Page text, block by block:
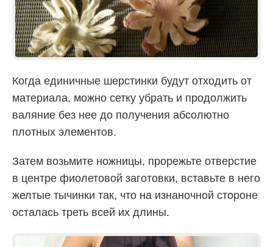
Когда единичные шерстинки будут отходить от
материала, можно сетку убрать и продолжить
валяние без нее до получения абсолютно
плотных элементов.
Затем возьмите ножницы, прорежьте отверстие
в центре фиолетовой заготовки, вставьте в него
желтые тычинки так, что на изнаночной стороне
осталась треть всей их длины.